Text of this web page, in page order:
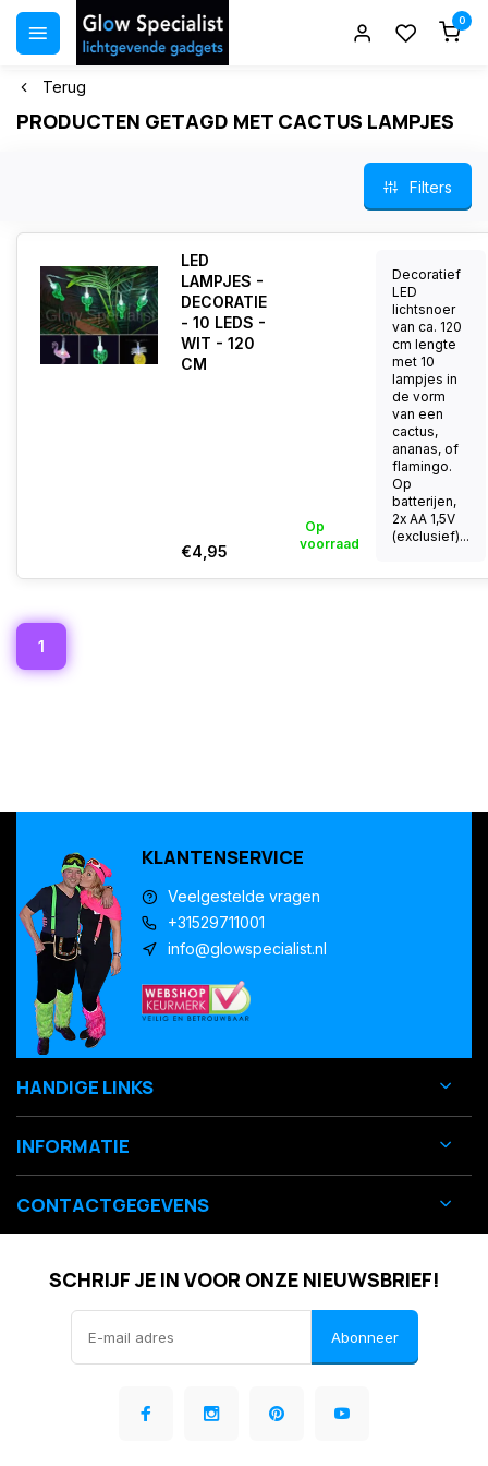
0
Terug
PRODUCTEN GETAGD MET CACTUS LAMPJES
Filters
LED
LAMPJES -
DECORATIE
- 10 LEDS -
WIT - 120
CM
€4,95
Op
voorraad
Decoratief
LED
lichtsnoer
van ca. 120
cm lengte
met 10
lampjes in
de vorm
van een
cactus,
ananas, of
flamingo.
Op
batterijen,
2x AA 1,5V
(exclusief)...
1
KLANTENSERVICE
Veelgestelde vragen
+31529711001
info@glowspecialist.nl
HANDIGE LINKS
INFORMATIE
CONTACTGEGEVENS
SCHRIJF JE IN VOOR ONZE NIEUWSBRIEF!
Abonneer